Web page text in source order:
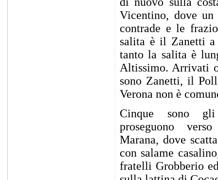
Vicentino, dove un
contrade e le
salita è il Zanetti a
tanto la salita è
Altissimo. Arrivati
sono Zanetti, il
Verona non è
Cinque sono
proseguono
Marana, dove
con salame
fratelli Grobberio